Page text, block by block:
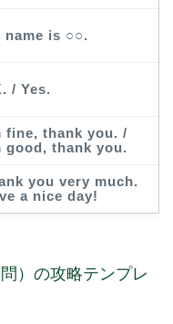
name is ○○.
/ Yes.
fine, thank you. /
good, thank you.
you very much.
a nice day!
）の攻略テンプレ